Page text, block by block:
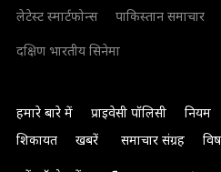
लेटेस्ट स्मार्टफोन्स
पाकिस्तान समाचार
दक्षिण भारतीय सिनेमा
हमारे बारे में प्राइवेसी पॉलिसी नियम
शिकायत
खबरें समाचार संग्रह